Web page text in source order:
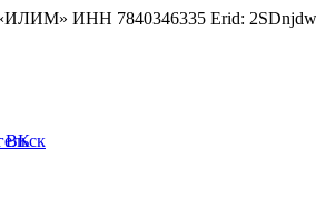
ИНН 7840346335 Erid: